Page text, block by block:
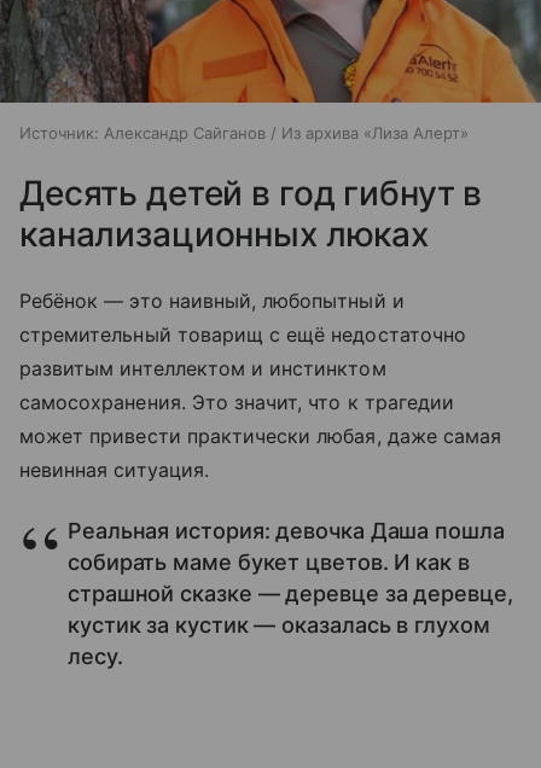
Источник: Александр Сайганов / Из архива «Лиза Алерт»
Десять детей в год гибнут в
канализационных люках
Ребёнок — это наивный, любопытный и
стремительный товарищ с ещё недостаточно
развитым интеллектом и инстинктом
самосохранения. Это значит, что к трагедии
может привести практически любая, даже самая
невинная ситуация.
Реальная история: девочка Даша пошла
собирать маме букет цветов. И как в
страшной сказке — деревце за деревце,
кустик за кустик — оказалась в глухом
лесу.